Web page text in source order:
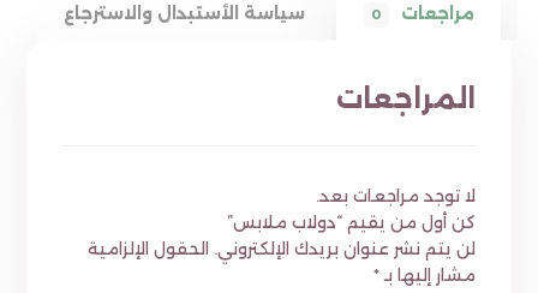
مراجعات 0 سياسة الأستبدال والاسترجاع
المراجعات
لا توجد مراجعات بعد.
كن أول من يقيم “دولاب ملابس”
لن يتم نشر عنوان بريدك الإلكتروني. الحقول الإلزامية
مشار إليها بـ*